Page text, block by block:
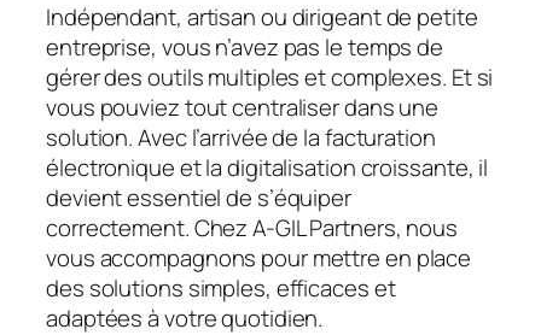
Indépendant, artisan ou dirigeant de petite
entreprise, vous n’avez pas le temps de
gérer des outils multiples et complexes. Et si
vous pouviez tout centraliser dans une
solution. Avec l’arrivée de la facturation
électronique et la digitalisation croissante, il
devient essentiel de s’équiper
correctement. Chez A-GIL Partners, nous
vous accompagnons pour mettre en place
des solutions simples, efficaces et
adaptées à votre quotidien.